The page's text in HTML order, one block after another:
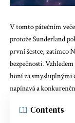
V tomto pátečním
protože Sunderland
první šestce, zatímco
bezpečnosti.
honí za smysluplnými
napínavá a
Contents